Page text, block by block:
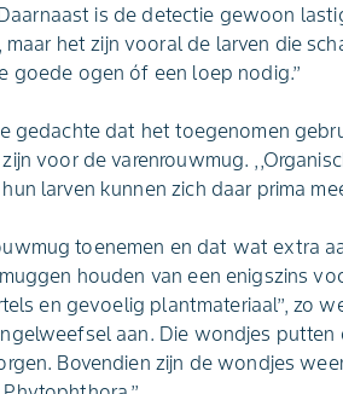
Daarnaast is de detectie gewoon
het zijn vooral de larven die
ogen óf een loep nodig.’’
gedachte dat het toegenomen
voor de varenrouwmug.
larven kunnen zich daar prima mee
toenemen en dat wat extra
houden van een enigszins
en gevoelig plantmateriaal’’, zo
aan. Die wondjes
Bovendien zijn de wondjes